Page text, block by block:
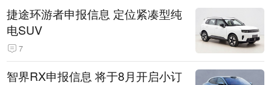
捷途环游者申报信息 定位紧凑型纯
电SUV
7
智界RX申报信息 将于8月开启小订